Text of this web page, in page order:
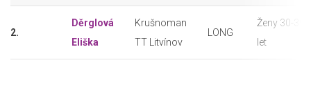
2.
Děrglová
Eliška
Krušnoman
TT Litvínov
LONG
Ženy 30-39
let